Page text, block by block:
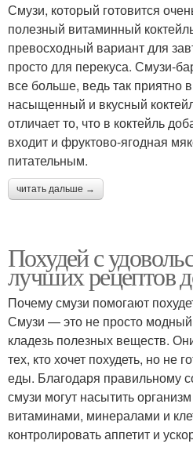
Смузи, который готовится
полезный витаминный
превосходный вариант для
просто для перекуса. Смузи-
все больше, ведь так приятно
насыщенный и вкусный
отличает то, что в коктейль
входит и фруктово-ягодная
питательным.
читать дальше →
Похудей с
лучших рецептов
Почему смузи помогают
Смузи — это не просто
кладезь полезных веществ.
тех, кто хочет похудеть, но не
еды. Благодаря правильному
смузи могут насытить
витаминами, минералами и
контролировать аппетит и